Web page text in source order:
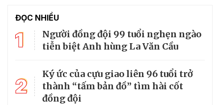
ĐỌC NHIỀU
1
Người đồng đội 99 tuổi nghẹn ngào
tiễn biệt Anh hùng La Văn Cầu
2
Ký ức của cựu giao liên 96 tuổi trở
thành “tấm bản đồ” tìm hài cốt
đồng đội